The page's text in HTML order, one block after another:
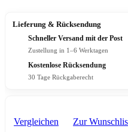
Lieferung & Rücksendung
Schneller Versand mit der Post
Zustellung in 1–6 Werktagen
Kostenlose Rücksendung
30 Tage Rückgaberecht
Vergleichen Zur